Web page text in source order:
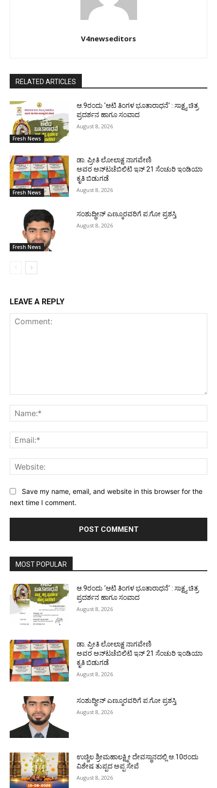
V4newseditors
RELATED ARTICLES
Fresh News
ಆ.9ರಂದು ‘ಆಟಿ ತಿಂಗಳ ಭೂತಾರಾಧನೆ’ : ಸಾಕ್ಷ್ಯ ಚಿತ್ರ
ಪ್ರದರ್ಶನ ಹಾಗೂ ಸಂವಾದ
August 8, 2026
Fresh News
ಡಾ. ಪ್ರೀತಿ ಲೋಲಾಕ್ಷ ನಾಗವೇಣಿ
ಅವರ ಅನ್‌ಟಚೆಬಿಲಿಟಿ ಇನ್ 21 ಸೆಂಚುರಿ ಇಂಡಿಯಾ
ಕೃತಿ ಬಿಡುಗಡೆ
August 8, 2026
Fresh News
ಸಂಶುದ್ಧೀನ್ ಎಣ್ಮೂರವರಿಗೆ ಪ.ಗೋ ಪ್ರಶಸ್ತಿ
August 8, 2026
LEAVE A REPLY
Save my name, email, and website in this browser for the
next time I comment.
MOST POPULAR
ಆ.9ರಂದು ‘ಆಟಿ ತಿಂಗಳ ಭೂತಾರಾಧನೆ’ : ಸಾಕ್ಷ್ಯ ಚಿತ್ರ
ಪ್ರದರ್ಶನ ಹಾಗೂ ಸಂವಾದ
August 8, 2026
ಡಾ. ಪ್ರೀತಿ ಲೋಲಾಕ್ಷ ನಾಗವೇಣಿ
ಅವರ ಅನ್‌ಟಚೆಬಿಲಿಟಿ ಇನ್ 21 ಸೆಂಚುರಿ ಇಂಡಿಯಾ
ಕೃತಿ ಬಿಡುಗಡೆ
August 8, 2026
ಸಂಶುದ್ಧೀನ್ ಎಣ್ಮೂರವರಿಗೆ ಪ.ಗೋ ಪ್ರಶಸ್ತಿ
August 8, 2026
ಉಚ್ಚಿಲ ಶ್ರೀಮಹಾಲಕ್ಷ್ಮೀ ದೇವಸ್ಥಾನದಲ್ಲಿ ಆ.10ರಂದು
ವಿಶೇಷ ತುಪ್ಪದ ಅಪ್ಪ ಸೇವೆ
August 8, 2026